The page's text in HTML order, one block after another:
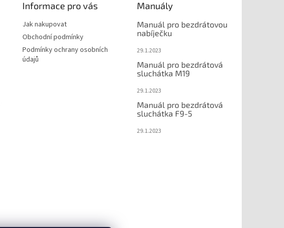
Informace pro vás
Jak nakupovat
Obchodní podmínky
Podmínky ochrany osobních
údajů
Manuály
Manuál pro bezdrátovou
nabíječku
29.1.2023
Manuál pro bezdrátová
sluchátka M19
29.1.2023
Manuál pro bezdrátová
sluchátka F9-5
29.1.2023